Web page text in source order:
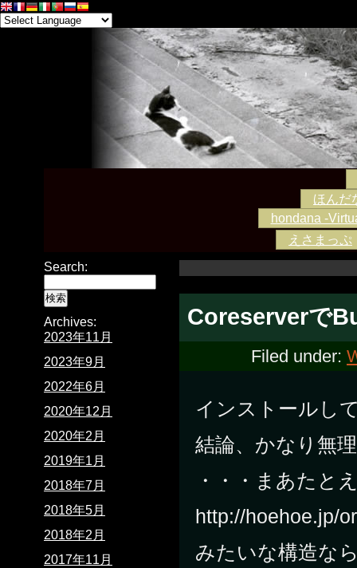
ほんだ
hondana -
えさまっぷ
Coreserverで
Filed under:
インストールし
結論、かなり無
・・・まあたと
http://hoehoe.jp/
みたいな構造な
Search:
Archives:
2023年11月
2023年9月
2022年6月
2020年12月
2020年2月
2019年1月
2018年7月
2018年5月
2018年2月
2017年11月